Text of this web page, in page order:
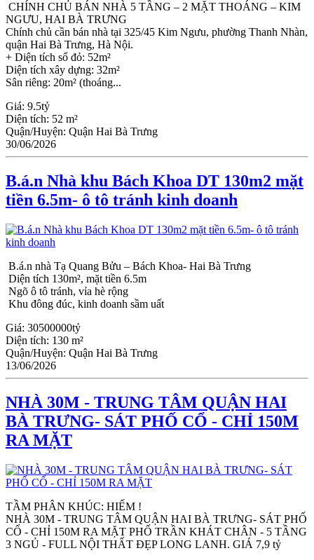
CHÍNH CHỦ BÁN NHÀ 5 TẦNG – 2 MẶT THOÁNG – KIM
NGƯU, HAI BÀ TRƯNG
Chính chủ cần bán nhà tại 325/45 Kim Ngưu, phường Thanh Nhàn,
quận Hai Bà Trưng, Hà Nội.
+ Diện tích sổ đỏ: 52m²
Diện tích xây dựng: 32m²
Sân riêng: 20m² (thoáng...
Giá: 9.5tỷ
Diện tích: 52 m²
Quận/Huyện: Quận Hai Bà Trưng
30/06/2026
B.á.n Nhà khu Bách Khoa DT 130m2 mặt
tiền 6.5m- ô tô tránh kinh doanh
B.á.n nhà Tạ Quang Bửu – Bách Khoa- Hai Bà Trưng
Diện tích 130m², mặt tiền 6.5m
Ngõ ô tô tránh, vỉa hè rộng
Khu đông đúc, kinh doanh sầm uất
Giá: 30500000tỷ
Diện tích: 130 m²
Quận/Huyện: Quận Hai Bà Trưng
13/06/2026
NHÀ 30M - TRUNG TÂM QUẬN HAI
BÀ TRƯNG- SÁT PHỐ CỔ - CHỈ 150M
RA MẶT
TẦM PHÂN KHÚC: HIẾM !
NHÀ 30M - TRUNG TÂM QUẬN HAI BÀ TRƯNG- SÁT PHỐ
CỔ - CHỈ 150M RA MẶT PHỐ TRẦN KHÁT CHÂN - 5 TẦNG
3 NGỦ - FULL NỘI THẤT ĐẸP LONG LANH. GIÁ 7,9 tỷ